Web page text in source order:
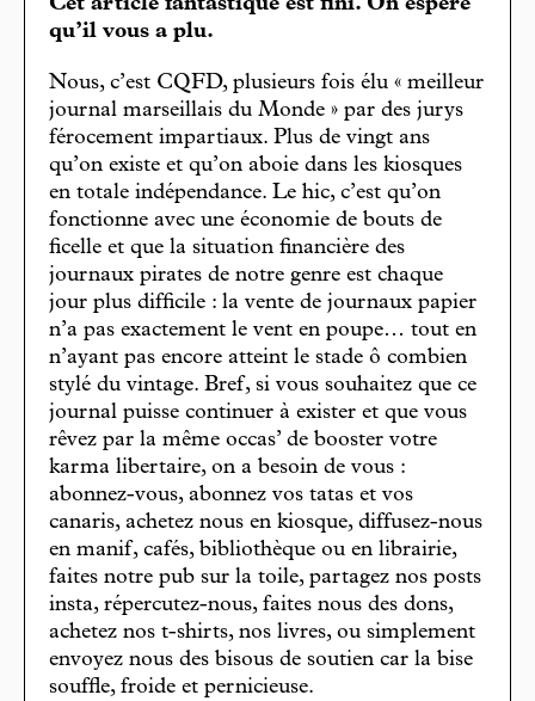
Cet article fantastique est fini. On espère
qu’il vous a plu.
Nous, c’est CQFD, plusieurs fois élu « meilleur
journal marseillais du Monde » par des jurys
férocement impartiaux. Plus de vingt ans
qu’on existe et qu’on aboie dans les kiosques
en totale indépendance. Le hic, c’est qu’on
fonctionne avec une économie de bouts de
ficelle et que la situation financière des
journaux pirates de notre genre est chaque
jour plus difficile : la vente de journaux papier
n’a pas exactement le vent en poupe… tout en
n’ayant pas encore atteint le stade ô combien
stylé du vintage. Bref, si vous souhaitez que ce
journal puisse continuer à exister et que vous
rêvez par la même occas’ de booster votre
karma libertaire, on a besoin de vous :
abonnez-vous, abonnez vos tatas et vos
canaris, achetez nous en kiosque, diffusez-nous
en manif, cafés, bibliothèque ou en librairie,
faites notre pub sur la toile, partagez nos posts
insta, répercutez-nous, faites nous des dons,
achetez nos t-shirts, nos livres, ou simplement
envoyez nous des bisous de soutien car la bise
souffle, froide et pernicieuse.